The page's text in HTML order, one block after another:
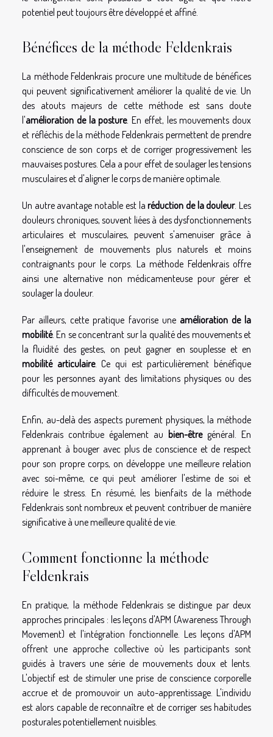
potentiel peut toujours être développé et affiné.
Bénéfices de la méthode Feldenkrais
La méthode Feldenkrais procure une multitude de bénéfices
qui peuvent significativement améliorer la qualité de vie. Un
des atouts majeurs de cette méthode est sans doute
l'amélioration de la posture. En effet, les mouvements doux
et réfléchis de la méthode Feldenkrais permettent de prendre
conscience de son corps et de corriger progressivement les
mauvaises postures. Cela a pour effet de soulager les tensions
musculaires et d'aligner le corps de manière optimale.
Un autre avantage notable est laréduction de la douleur. Les
douleurs chroniques, souvent liées à des dysfonctionnements
articulaires et musculaires, peuvent s'amenuiser grâce à
l'enseignement de mouvements plus naturels et moins
contraignants pour le corps. La méthode Feldenkrais offre
ainsi une alternative non médicamenteuse pour gérer et
soulager la douleur.
Par ailleurs, cette pratique favorise une amélioration de la
mobilité. En se concentrant sur la qualité des mouvements et
la fluidité des gestes, on peut gagner en souplesse et en
mobilité articulaire. Ce qui est particulièrement bénéfique
pour les personnes ayant des limitations physiques ou des
difficultés de mouvement.
Enfin, au-delà des aspects purement physiques, la méthode
Feldenkrais contribue également au bien-êtregénéral. En
apprenant à bouger avec plus de conscience et de respect
pour son propre corps, on développe une meilleure relation
avec soi-même, ce qui peut améliorer l'estime de soi et
réduire le stress. En résumé, les bienfaits de la méthode
Feldenkrais sont nombreux et peuvent contribuer de manière
significative à une meilleure qualité de vie.
Comment fonctionne la méthode
Feldenkrais
En pratique, la méthode Feldenkrais se distingue par deux
approches principales : les leçons d'APM (Awareness Through
Movement) et l'intégration fonctionnelle. Les leçons d'APM
offrent une approche collective où les participants sont
guidés à travers une série de mouvements doux et lents.
L'objectif est de stimuler une prise de conscience corporelle
accrue et de promouvoir un auto-apprentissage. L'individu
est alors capable de reconnaître et de corriger ses habitudes
posturales potentiellement nuisibles.